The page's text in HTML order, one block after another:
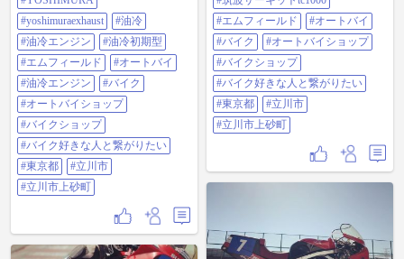
#yoshimuraexhaust
#油冷
#油冷エンジン
#油冷初期型
#エムフィールド
#オートバイ
#油冷エンジン
#バイク
#オートバイショップ
#バイクショップ
#バイク好きな人と繋がりたい
#東京都
#立川市
#立川市上砂町
バイクショップ #バイク好きな人と
繋がりたい #東京都 #立川市 #立川
市上砂町
#エムフィールド
#オートバイ
#バイク
#オートバイショップ
#バイクショップ
#バイク好きな人と繋がりたい
#東京都
#立川市
#立川市上砂町